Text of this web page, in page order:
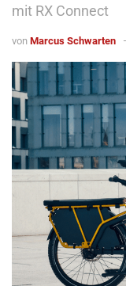
mit RX Connect
von Marcus Schwarten